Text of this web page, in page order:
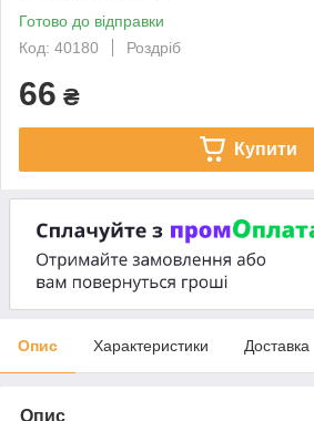
Готово до відправки
Код: 40180
Роздріб
66 ₴
Купити
Опис Характеристики Доставка
Опис